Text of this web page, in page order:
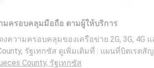
มครอบคลุมมือถือ ตามผู้ให้บริการ
ความครอบคลุมของเครือข่าย 2G, 3G, 4G แ
รัฐเทกซัส ดูเพิ่มเติมที่ : แผนที่บิตเร
County, รัฐเทกซัส